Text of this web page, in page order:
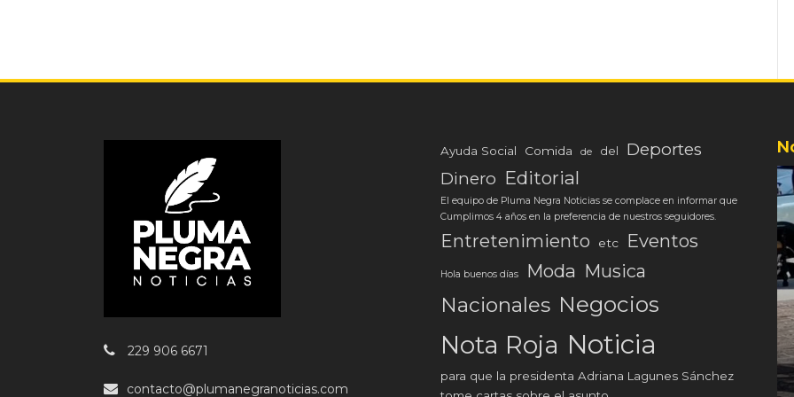
229 906 6671
contacto@plumanegranoticias.com
Ayuda Social Comida de del
Deportes
Dinero Editorial
El equipo de Pluma Negra Noticias se complace en informar que
Cumplimos 4 años en la preferencia de nuestros seguidores.
Entretenimiento etc Eventos
Hola buenos días Moda Musica
Nacionales Negocios
Nota Roja Noticia
para que la presidenta Adriana Lagunes Sánchez